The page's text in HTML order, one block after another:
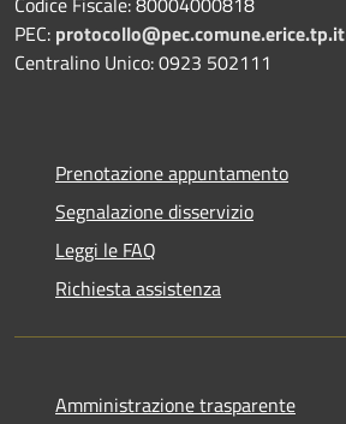
PEC: protocollo@pec.comune.erice.tp.it
Centralino Unico: 0923 502111
Prenotazione appuntamento
Segnalazione disservizio
Leggi le FAQ
Richiesta assistenza
Amministrazione trasparente